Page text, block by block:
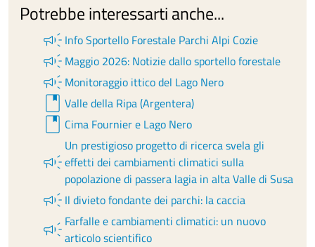
Potrebbe interessarti anche...
campaign Info Sportello Forestale Parchi Alpi Cozie
campaign Maggio 2026: Notizie dallo sportello forestale
campaign Monitoraggio ittico del Lago Nero
book Valle della Ripa (Argentera)
book Cima Fournier e Lago Nero
campaign
Un prestigioso progetto di ricerca svela gli
effetti dei cambiamenti climatici sulla
popolazione di passera lagia in alta Valle di Susa
campaign Il divieto fondante dei parchi: la caccia
campaign Farfalle e cambiamenti climatici: un nuovo
articolo scientifico